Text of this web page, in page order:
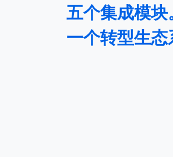
五个集成模块
一个转型生态